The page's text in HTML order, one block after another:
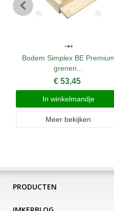
Bodem Simplex BE Premium
grenen...
€ 53,45
In winkelmandje
Meer bekijken
PRODUCTEN